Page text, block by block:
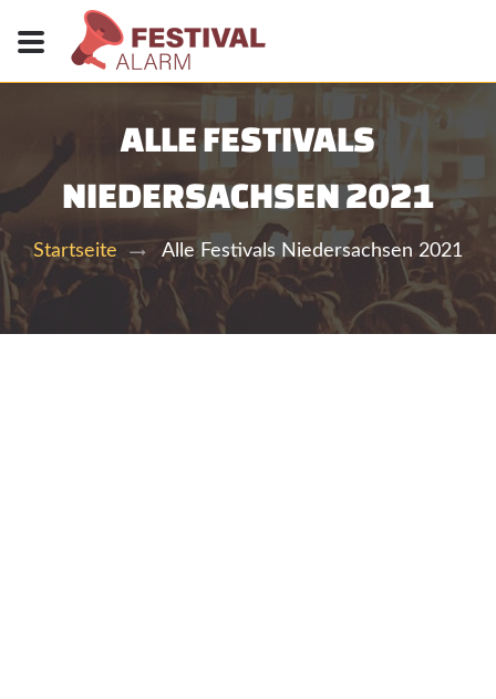
ALLE FESTIVALS
NIEDERSACHSEN 2021
Startseite Alle Festivals Niedersachsen 2021